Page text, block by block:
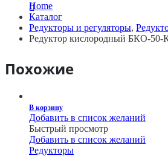
Home
Каталог
Редукторы и регуляторы,
Редуктор кислородный БКО-
Похожие
В корзину
Добавить в список желаний
Быстрый просмотр
Добавить в список желаний
Редукторы